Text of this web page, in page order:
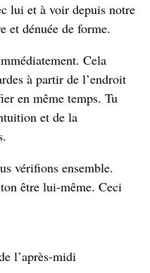
lui et à voir depuis notre
et dénuée de forme.
Cela
à partir de l’endroit
en même temps. Tu
et de la
vérifions ensemble.
être lui-même. Ceci
l’après-midi